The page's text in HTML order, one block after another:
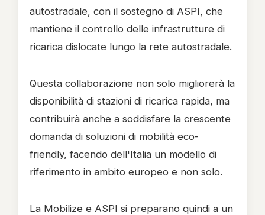
autostradale, con il sostegno di ASPI, che
mantiene il controllo delle infrastrutture di
ricarica dislocate lungo la rete autostradale.
Questa collaborazione non solo migliorerà la
disponibilità di stazioni di ricarica rapida, ma
contribuirà anche a soddisfare la crescente
domanda di soluzioni di mobilità eco-
friendly, facendo dell'Italia un modello di
riferimento in ambito europeo e non solo.
La Mobilize e ASPI si preparano quindi a un